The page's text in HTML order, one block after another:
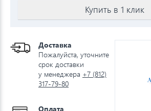
Купить в 1 клик
Доставка
Пожалуйста, уточните
срок доставки
у менеджера +7 (812)
317-79-80
Оплата